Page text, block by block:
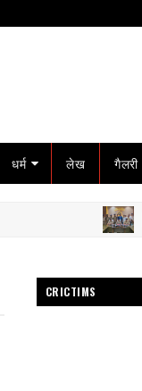
धर्म लेख गैलरी
गोटेगाँव
CRICTIMS